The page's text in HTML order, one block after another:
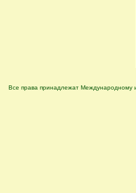
Все права принадлежат Международному